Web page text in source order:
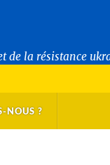
de la résistance
NOUS ?